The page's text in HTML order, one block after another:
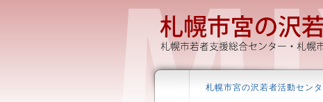
札幌市宮の沢若者活動セン